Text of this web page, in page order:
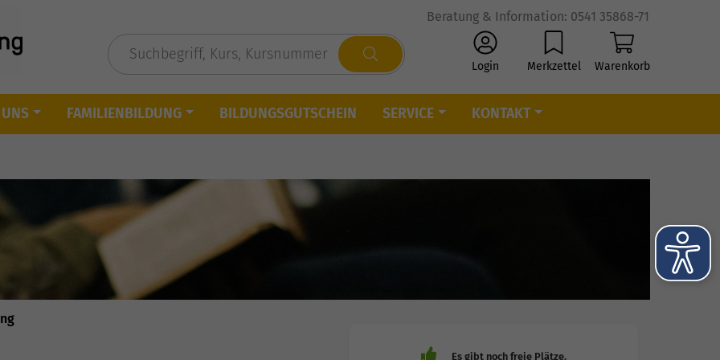
Beratung & Information: 0541 35868-71
Login Merkzettel Warenkorb
FAMILIENBILDUNG BILDUNGSGUTSCHEIN SERVICE KONTAKT